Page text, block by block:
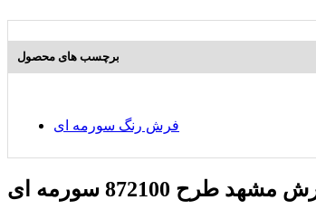
برچسب های محصول
فرش رنگ سورمه ای
مشهد طرح 872100 سورمه ای